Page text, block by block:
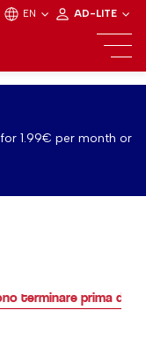
EN AD-LITE
1.99€ per month or
terminare prima